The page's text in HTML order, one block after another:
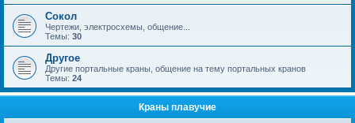
Сокол
Чертежи, электросхемы, общение...
Темы: 30
Другое
Другие портальные краны, общение на тему портальных кранов
Темы: 24
Краны плавучие